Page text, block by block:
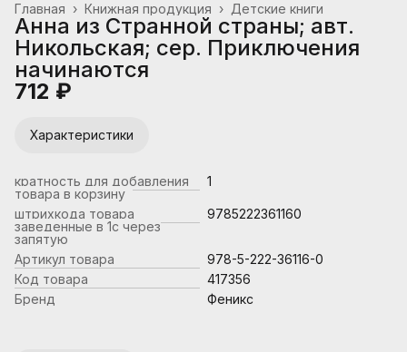
Детские книги
Книжная продукция ›
Главная ›
Анна из Странной страны; авт.
Никольская; сер. Приключения
начинаются
712 ₽
Характеристики
кратность для добавления
товара в корзину
1
штрихкода товара
заведенные в 1с через
запятую
9785222361160
Артикул товара
978-5-222-36116-0
Код товара
417356
Бренд
Феникс